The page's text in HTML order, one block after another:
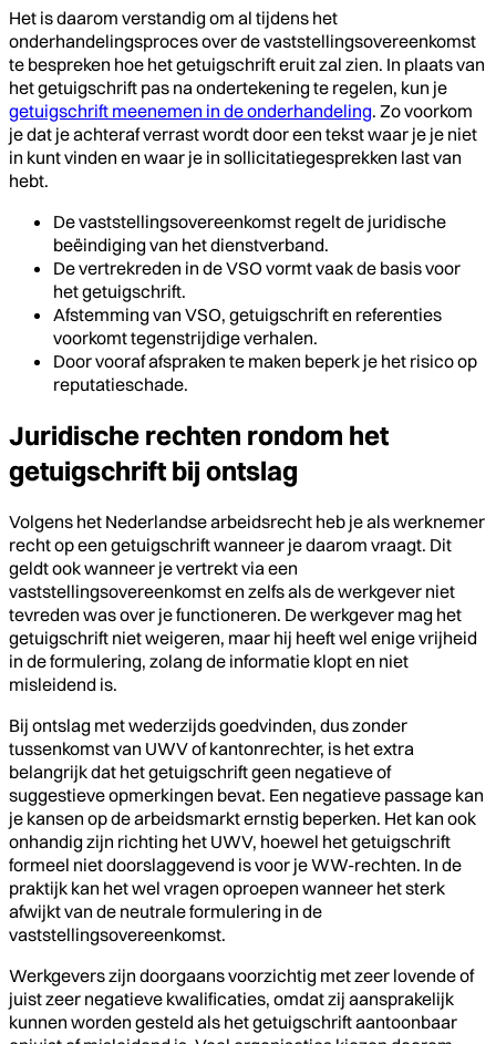
Het is daarom verstandig om al tijdens het
onderhandelingsproces over de vaststellingsovereenkomst
te bespreken hoe het getuigschrift eruit zal zien. In plaats van
het getuigschrift pas na ondertekening te regelen, kun je
getuigschrift meenemen in de onderhandeling. Zo voorkom
je dat je achteraf verrast wordt door een tekst waar je je niet
in kunt vinden en waar je in sollicitatiegesprekken last van
hebt.
De vaststellingsovereenkomst regelt de juridische
beëindiging van het dienstverband.
De vertrekreden in de VSO vormt vaak de basis voor
het getuigschrift.
Afstemming van VSO, getuigschrift en referenties
voorkomt tegenstrijdige verhalen.
Door vooraf afspraken te maken beperk je het risico op
reputatieschade.
Juridische rechten rondom het
getuigschrift bij ontslag
Volgens het Nederlandse arbeidsrecht heb je als werknemer
recht op een getuigschrift wanneer je daarom vraagt. Dit
geldt ook wanneer je vertrekt via een
vaststellingsovereenkomst en zelfs als de werkgever niet
tevreden was over je functioneren. De werkgever mag het
getuigschrift niet weigeren, maar hij heeft wel enige vrijheid
in de formulering, zolang de informatie klopt en niet
misleidend is.
Bij ontslag met wederzijds goedvinden, dus zonder
tussenkomst van UWV of kantonrechter, is het extra
belangrijk dat het getuigschrift geen negatieve of
suggestieve opmerkingen bevat. Een negatieve passage kan
je kansen op de arbeidsmarkt ernstig beperken. Het kan ook
onhandig zijn richting het UWV, hoewel het getuigschrift
formeel niet doorslaggevend is voor je WW-rechten. In de
praktijk kan het wel vragen oproepen wanneer het sterk
afwijkt van de neutrale formulering in de
vaststellingsovereenkomst.
Werkgevers zijn doorgaans voorzichtig met zeer lovende of
juist zeer negatieve kwalificaties, omdat zij aansprakelijk
kunnen worden gesteld als het getuigschrift aantoonbaar